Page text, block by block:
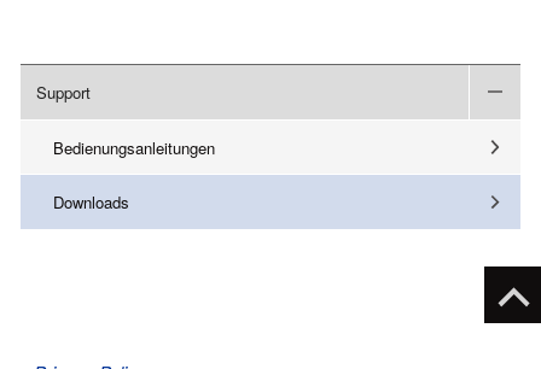
Support
Bedienungsanleitungen
Downloads